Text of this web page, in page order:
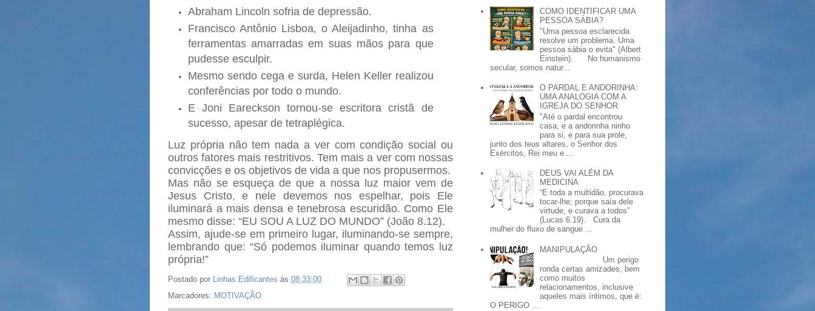
Abraham Lincoln sofria de depressão.
Francisco Antônio Lisboa, o Aleijadinho, tinha as
ferramentas amarradas em suas mãos para que
pudesse esculpir.
Mesmo sendo cega e surda, Helen Keller realizou
conferências por todo o mundo.
E Joni Eareckson tornou-se escritora cristã de
sucesso, apesar de tetraplégica.
Luz própria não tem nada a ver com condição social ou
outros fatores mais restritivos. Tem mais a ver com nossas
convicções e os objetivos de vida a que nos propusermos.
Mas não se esqueça de que a nossa luz maior vem de
Jesus Cristo, e nele devemos nos espelhar, pois Ele
iluminará a mais densa e tenebrosa escuridão. Como Ele
mesmo disse: “EU SOU A LUZ DO MUNDO” (João 8.12).
Assim, ajude-se em primeiro lugar, iluminando-se sempre,
lembrando que: “Só podemos iluminar quando temos luz
própria!”
Postado por Linhas Edificantes às 08:33:00
Marcadores: MOTIVAÇÃO
COMO IDENTIFICAR UMA
PESSOA SÁBIA?
"Uma pessoa esclarecida
resolve um problema. Uma
pessoa sábia o evita" (Albert
Einstein). No humanismo
secular, somos natur...
O PARDAL E ANDORINHA:
UMA ANALOGIA COM A
IGREJA DO SENHOR
"Até o pardal encontrou
casa, e a andorinha ninho
para si, e para sua prole,
junto dos teus altares, o Senhor dos
Exércitos, Rei meu e ...
DEUS VAI ALÉM DA
MEDICINA
“E toda a multidão, procurava
tocar-lhe; porque saía dele
virtude, e curava a todos”
(Lucas 6.19). Cura da
mulher do fluxo de sangue ...
MANIPULAÇÃO
Um perigo
ronda certas amizades, bem
como muitos
relacionamentos, inclusive
aqueles mais íntimos, que é:
O PERIGO ...